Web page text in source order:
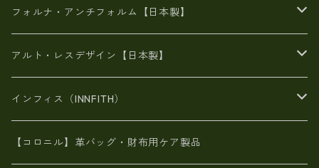
メタリック
スエード
メタリック
６号蝋引き帆布
豊岡製品
エナメルクロコ
がま口
斜め掛け
二つ折り財布
がま口財布
スペインレザー
長財布
スペインレザー
佐賀牛革
L字ファスナー財布
スペインレザー
ポーチ
フォルナ・アンチフォルム【日本製】
BAG
財布・小物
アルト・レスデザイン【日本製】
BAG
財布・小物
インフィス（INNFITH）
BAG
【コロニル】革バッグ・財布用ケア製品